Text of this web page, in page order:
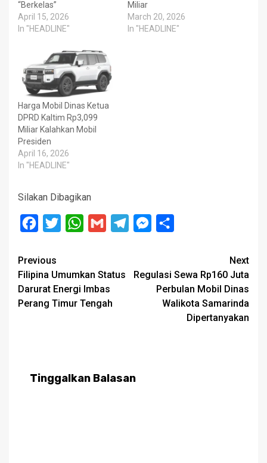
“Berkelas”
April 15, 2026
In "HEADLINE"
Miliar
March 20, 2026
In "HEADLINE"
Harga Mobil Dinas Ketua
DPRD Kaltim Rp3,099
Miliar Kalahkan Mobil
Presiden
April 16, 2026
In "HEADLINE"
Silakan Dibagikan
Facebook
Twitter WhatsApp
Gmail TelegramMessenger
Post
navigation
Previous
Filipina Umumkan Status
Darurat Energi Imbas
Perang Timur Tengah
Next
Regulasi Sewa Rp160 Juta
Perbulan Mobil Dinas
Walikota Samarinda
Dipertanyakan
Tinggalkan Balasan